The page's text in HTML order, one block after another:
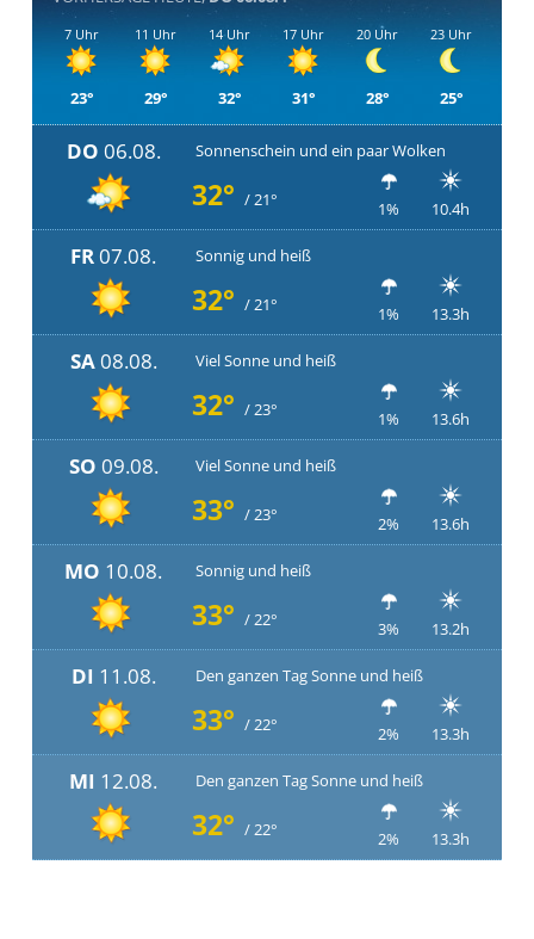
7 Uhr 11 Uhr 14 Uhr 17 Uhr 20 Uhr 23 Uhr
23° 29° 32° 31° 28° 25°
DO 06.08. Sonnenschein und ein paar Wolken
32° / 21° 1% 10.4h
FR07.08. Sonnig und heiß
32° / 21° 1% 13.3h
SA08.08. Viel Sonne und heiß
32° / 23° 1% 13.6h
SO 09.08. Viel Sonne und heiß
33° / 23° 2% 13.6h
MO 10.08. Sonnig und heiß
33° / 22° 3% 13.2h
DI 11.08. Den ganzen Tag Sonne und heiß
33° / 22° 2% 13.3h
MI 12.08. Den ganzen Tag Sonne und heiß
32° / 22° 2% 13.3h